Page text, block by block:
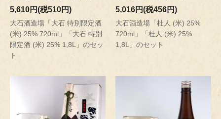
5,610円(税510円)
大石酒造場「大石 特別限定酒
(米) 25% 720ml」「大石 特別
限定酒 (米) 25% 1,8L」のセッ
ト
5,016円(税456円)
大石酒造場「杜人 (米) 25%
720ml」「杜人 (米) 25%
1,8L」のセット